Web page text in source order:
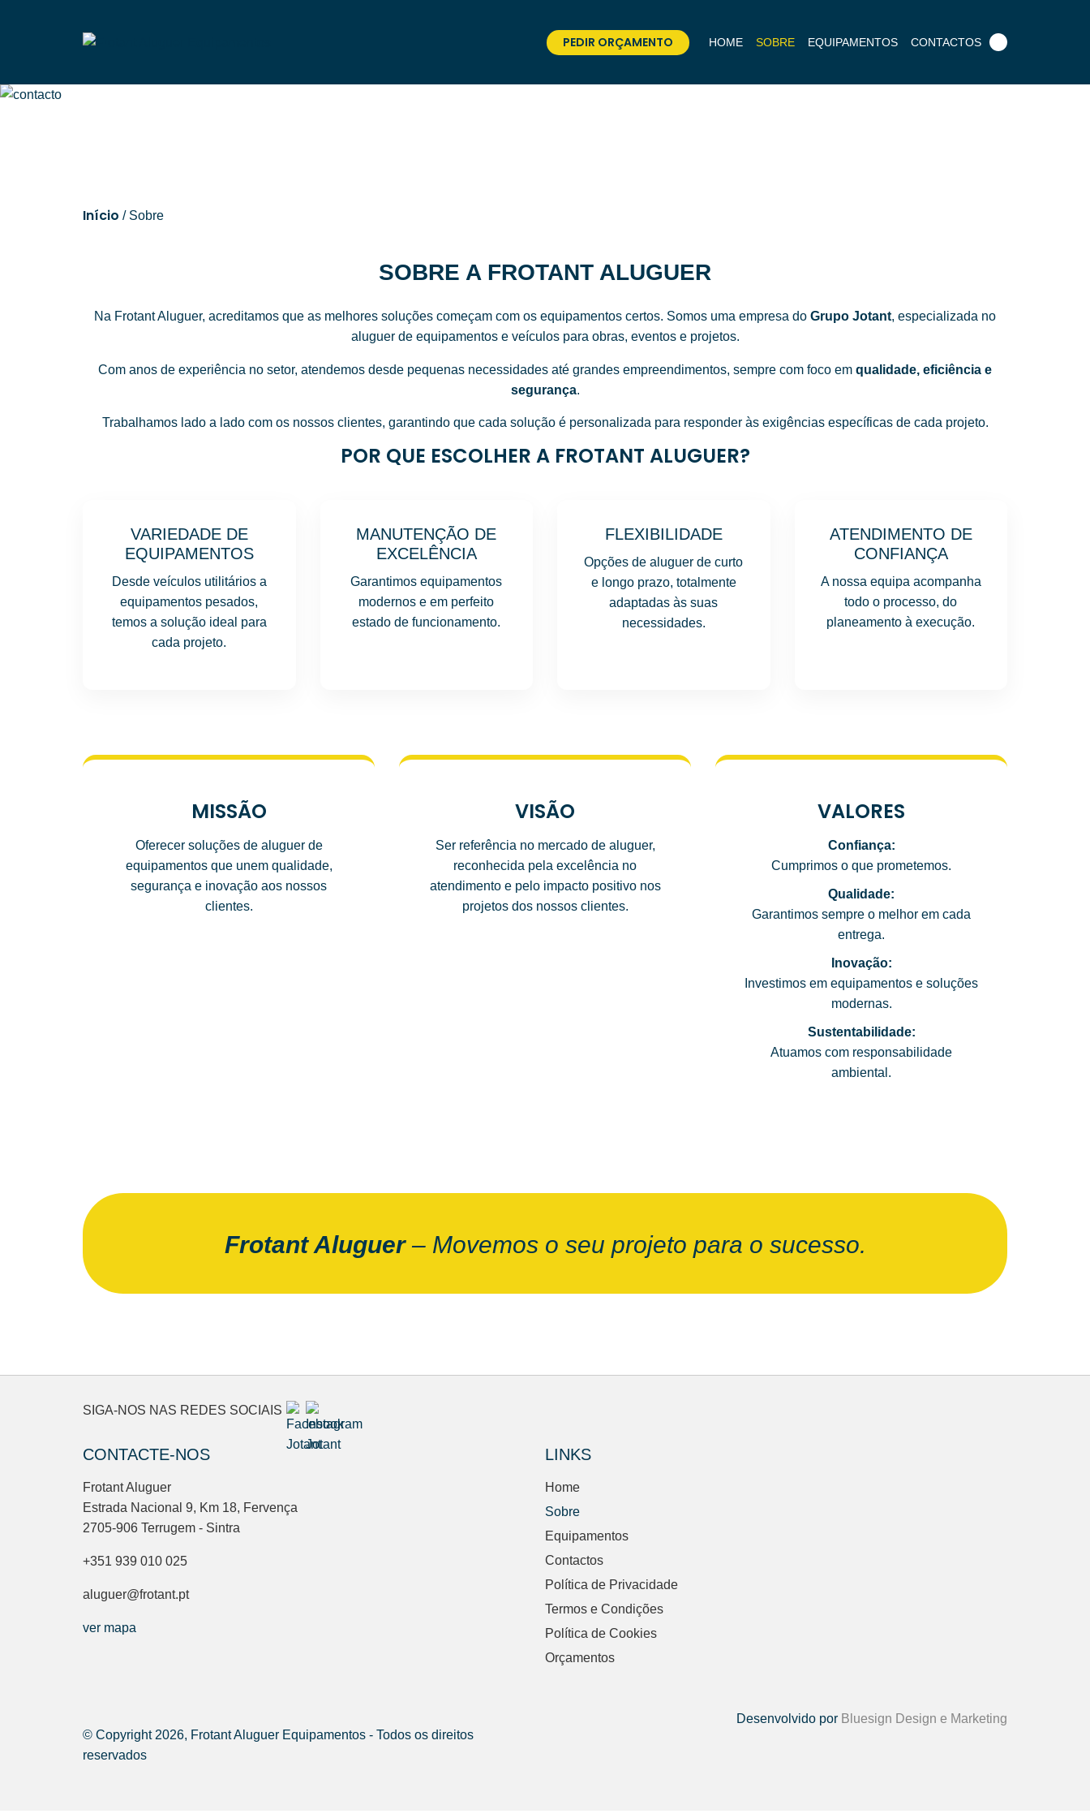
PEDIR ORÇAMENTO HOME SOBRE EQUIPAMENTOS CONTACTOS Pesquisar
Início / Sobre
SOBRE A FROTANT ALUGUER
Na Frotant Aluguer, acreditamos que as melhores soluções começam com os equipamentos certos. Somos uma empresa do Grupo Jotant, especializada no
aluguer de equipamentos e veículos para obras, eventos e projetos.
Com anos de experiência no setor, atendemos desde pequenas necessidades até grandes empreendimentos, sempre com foco em qualidade, eficiência e
segurança.
Trabalhamos lado a lado com os nossos clientes, garantindo que cada solução é personalizada para responder às exigências específicas de cada projeto.
POR QUE ESCOLHER A FROTANT ALUGUER?
VARIEDADE DE
EQUIPAMENTOS
Desde veículos utilitários a
equipamentos pesados,
temos a solução ideal para
cada projeto.
MANUTENÇÃO DE
EXCELÊNCIA
Garantimos equipamentos
modernos e em perfeito
estado de funcionamento.
FLEXIBILIDADE
Opções de aluguer de curto
e longo prazo, totalmente
adaptadas às suas
necessidades.
ATENDIMENTO DE
CONFIANÇA
A nossa equipa acompanha
todo o processo, do
planeamento à execução.
MISSÃO
Oferecer soluções de aluguer de
equipamentos que unem qualidade,
segurança e inovação aos nossos
clientes.
VISÃO
Ser referência no mercado de aluguer,
reconhecida pela excelência no
atendimento e pelo impacto positivo nos
projetos dos nossos clientes.
VALORES
Confiança:
Cumprimos o que prometemos.
Qualidade:
Garantimos sempre o melhor em cada
entrega.
Inovação:
Investimos em equipamentos e soluções
modernas.
Sustentabilidade:
Atuamos com responsabilidade
ambiental.
Frotant Aluguer– Movemos o seu projeto para o sucesso.
SIGA-NOS NAS REDES SOCIAIS
CONTACTE-NOS
Frotant Aluguer
Estrada Nacional 9, Km 18, Fervença
2705-906 Terrugem - Sintra
+351 939 010 025
aluguer@frotant.pt
ver mapa
LINKS
Home
Sobre
Equipamentos
Contactos
Política de Privacidade
Termos e Condições
Política de Cookies
Orçamentos
© Copyright 2026, Frotant Aluguer Equipamentos - Todos os direitos
reservados
Desenvolvido por Bluesign Design e Marketing